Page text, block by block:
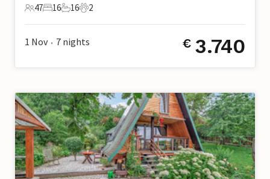
47 Gäste
47
16 Schlafzimmer
16
16 Badezimmer
16
2 Haustiere
2
1 Nov • 7 nights € 3.740